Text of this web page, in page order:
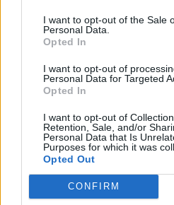
I want to opt-out of the Sale
Personal Data.
Opted In
I want to opt-out of
Personal Data for Targeted
Opted In
I want to opt-out of
Retention, Sale, and/or
Personal Data that Is
Purposes for which it was
Opted Out
CONFIRM
Πελοπόννησος
Τζορτζ Τσούνης: Το
Ολυμπία ο Πρέσβης
25 Ιανουαρίου 2023 17:50